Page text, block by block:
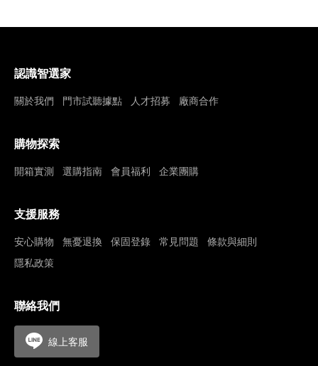
認識智選家
關於我們 門市試聽據點 人才招募 廠商合作
購物探索
開箱實測 選購指南 會員福利 企業團購
支援服務
安心購物 無憂退換 保固登錄 常見問題
條款與細則
隱私政策
聯絡我們
線上客服